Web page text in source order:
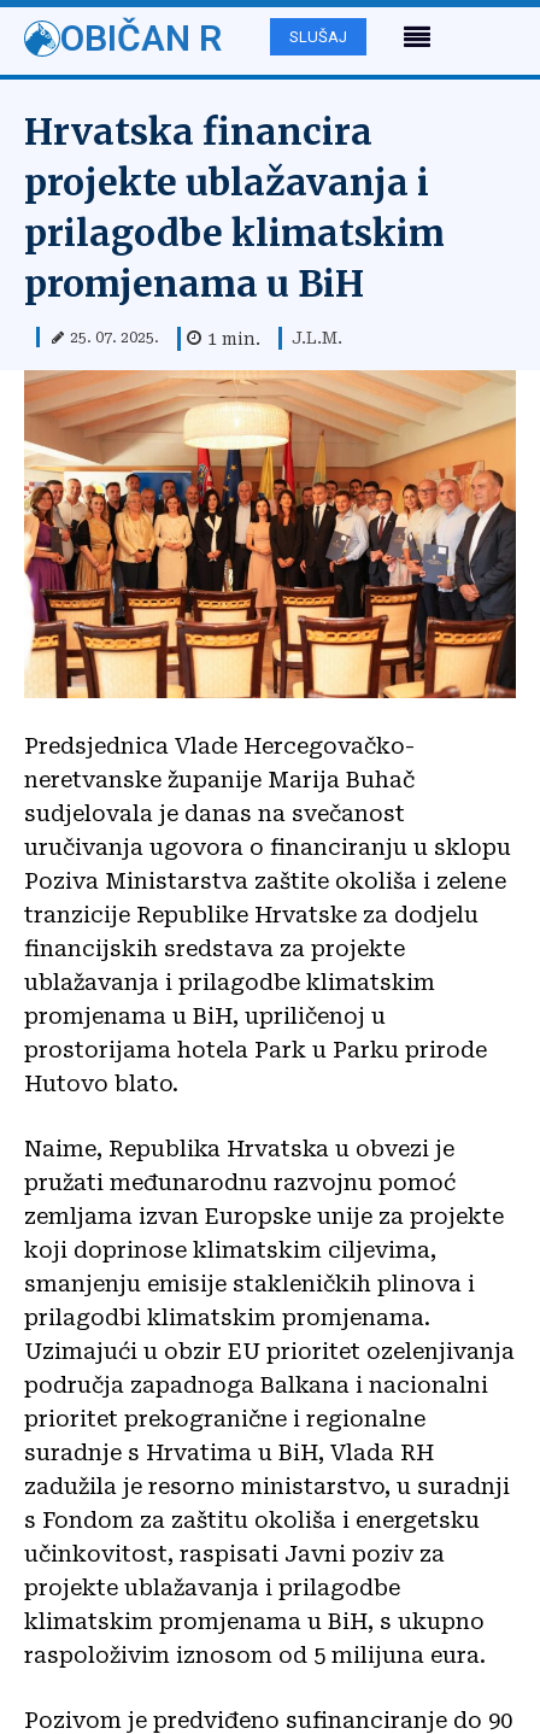
OBIČAN R SLUŠAJ
Hrvatska financira
projekte ublažavanja i
prilagodbe klimatskim
promjenama u BiH
25. 07. 2025. 1 min. J.L.M.
Predsjednica Vlade Hercegovačko-
neretvanske županije Marija Buhač
sudjelovala je danas na svečanost
uručivanja ugovora o financiranju u sklopu
Poziva Ministarstva zaštite okoliša i zelene
tranzicije Republike Hrvatske za dodjelu
financijskih sredstava za projekte
ublažavanja i prilagodbe klimatskim
promjenama u BiH, upriličenoj u
prostorijama hotela Park u Parku prirode
Hutovo blato.
Naime, Republika Hrvatska u obvezi je
pružati međunarodnu razvojnu pomoć
zemljama izvan Europske unije za projekte
koji doprinose klimatskim ciljevima,
smanjenju emisije stakleničkih plinova i
prilagodbi klimatskim promjenama.
Uzimajući u obzir EU prioritet ozelenjivanja
područja zapadnoga Balkana i nacionalni
prioritet prekogranične i regionalne
suradnje s Hrvatima u BiH, Vlada RH
zadužila je resorno ministarstvo, u suradnji
s Fondom za zaštitu okoliša i energetsku
učinkovitost, raspisati Javni poziv za
projekte ublažavanja i prilagodbe
klimatskim promjenama u BiH, s ukupno
raspoloživim iznosom od 5 milijuna eura.
Pozivom je predviđeno sufinanciranje do 90